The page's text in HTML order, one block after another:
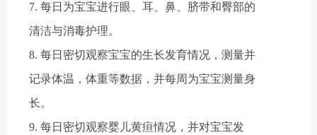
7. 每日为宝宝进行眼、耳、鼻、脐带和臀部的
清洁与消毒护理。
8. 每日密切观察宝宝的生长发育情况，测量并
记录体温，体重等数据，并每周为宝宝测量身
长。
9. 每日密切观察婴儿黄疸情况，并对宝宝发